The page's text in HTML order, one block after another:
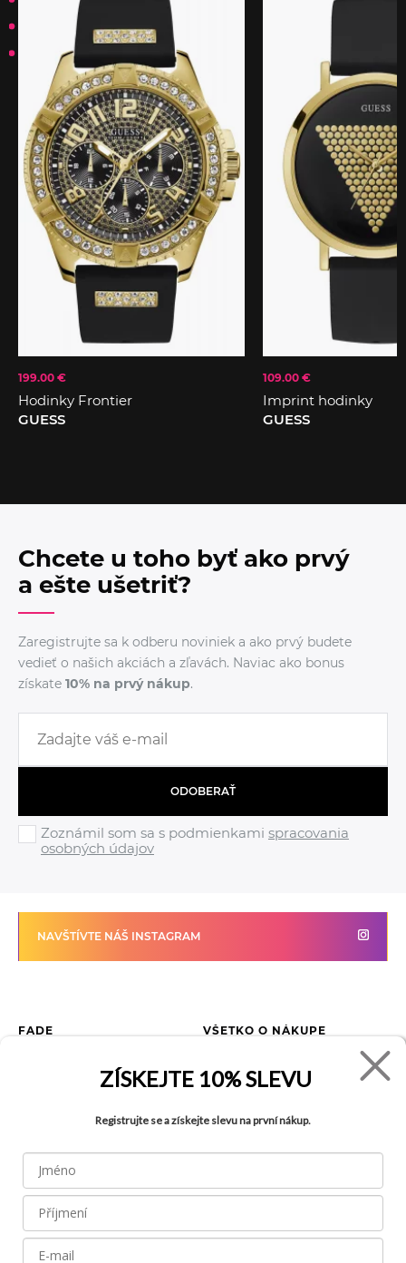
199.00 €
Hodinky Frontier
GUESS
109.00 €
Imprint hodinky
GUESS
Chcete u toho byť ako prvý
a ešte ušetriť?
Zaregistrujte sa k odberu noviniek a ako prvý budete
vedieť o našich akciách a zľavách. Naviac ako bonus
získate 10% na prvý nákup.
ODOBERAŤ
Zoznámil som sa s podmienkami spracovania
osobných údajov
NAVŠTÍVTE NÁŠ INSTAGRAM
FADE
Blog
VŠETKO O NÁKUPE
Ako reklamovať tovar
Tabuľka veľkostí
ZÍSKEJTE 10% SLEVU
Registrujte se a získejte slevu na první nákup.